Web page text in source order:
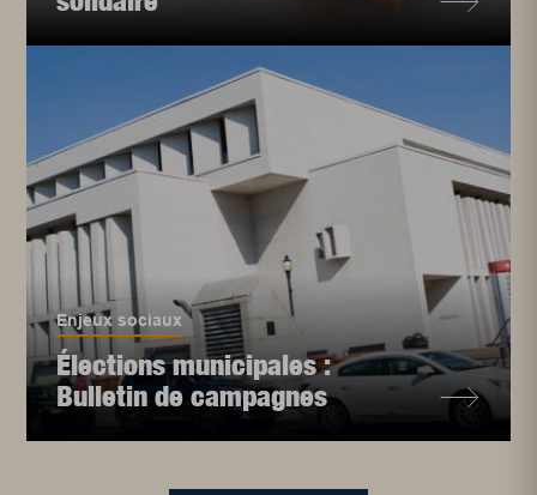
Enjeux sociaux
Élections municipales :
Bulletin de campagnes